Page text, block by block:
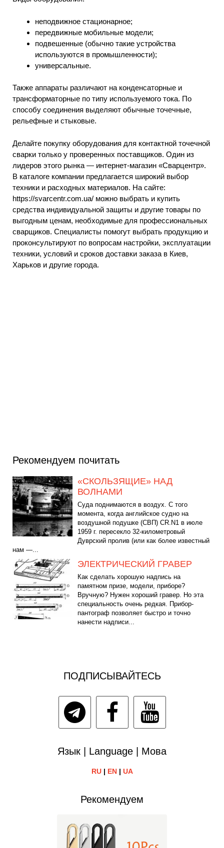
неподвижное стационарное;
передвижные мобильные модели;
подвешенные (обычно такие устройства
используются в промышленности);
универсальные.
Также аппараты различают на конденсаторные и
трансформаторные по типу используемого тока. По
способу соединения выделяют обычные точечные,
рельефные и стыковые.
Делайте покупку оборудования для контактной точечной
сварки только у проверенных поставщиков. Один из
лидеров этого рынка — интернет-магазин «Сварцентр».
В каталоге компании предлагается широкий выбор
техники и расходных материалов. На сайте:
https://svarcentr.com.ua/ можно выбрать и купить
средства индивидуальной защиты и другие товары по
выгодным ценам, необходимые для профессиональных
сварщиков. Специалисты помогут выбрать продукцию и
проконсультируют по вопросам настройки, эксплуатации
техники, условий и сроков доставки заказа в Киев,
Харьков и другие города.
Рекомендуем почитать
«СКОЛЬЗЯЩИЕ» НАД
ВОЛНАМИ
Суда поднимаются в воздух. С того
момента, когда английское судно на
воздушной подушке (СВП) CR.N1 в июле
1959 г. пересекло 32-километровый
Дуврский пролив (или как более известный
нам —...
ЭЛЕКТРИЧЕСКИЙ ГРАВЕР
Как сделать хорошую надпись на
памятном призе, модели, приборе?
Вручную? Нужен хороший гравер. Но эта
специальность очень редкая. Прибор-
пантограф позволяет быстро и точно
нанести надписи...
ПОДПИСЫВАЙТЕСЬ
Язык | Language | Мова
RU| EN| UA
Рекомендуем